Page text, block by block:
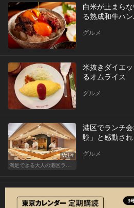
白米が止まら
る熟成和牛ハ
グルメ
米抜きダイエ
るオムライス
グルメ
Vol.4
港区でランチ
験」と感動さ
グルメ